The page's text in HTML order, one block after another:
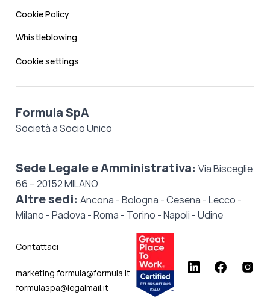
Cookie Policy
Whistleblowing
Cookie settings
Formula SpA
Società a Socio Unico
Sede Legale e Amministrativa: Via Bisceglie
66 – 20152 MILANO
Altre sedi: Ancona - Bologna - Cesena - Lecco -
Milano - Padova - Roma - Torino - Napoli - Udine
Contattaci
marketing.formula@formula.it
formulaspa@legalmail.it